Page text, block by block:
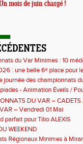
Un mois de juin chargé !
du Var Minimes : 10
jeunes !
: une belle 6ᵉ place pour
journée des championnats
- Animation Éveils /
DU VAR – CADETS
– Vendredi 01 Mai
parfait pour Tilio ALEXIS
WEEKEND
Régionaux Minimes à